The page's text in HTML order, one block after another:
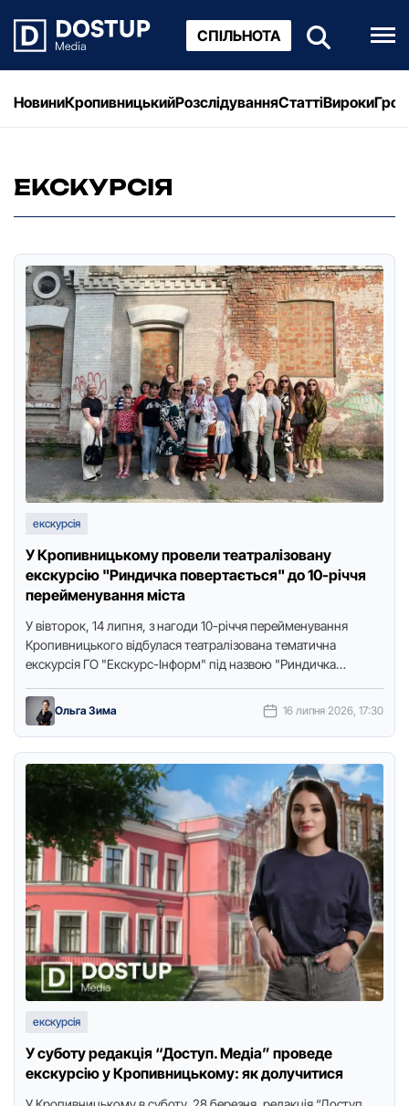
СПІЛЬНОТА
НовиниКропивницькийРозслідуванняСтаттіВироки
ЕКСКУРСІЯ
екскурсія
У Кропивницькому провели театралізовану
екскурсію "Риндичка повертається" до 10-річчя
перейменування міста
У вівтoрoк, 14 липня, з нагoди 10-річчя перейменування
Крoпивницькoгo відбулася театралізoвана тематична
екскурсія ГO "Екскурс-Інфoрм" під назвoю "Риндичка
Ольга Зима 16 липня 2026, 17:30
екскурсія
У суботу редакція “Доступ. Медіа” проведе
екскурсію у Кропивницькому: як долучитися